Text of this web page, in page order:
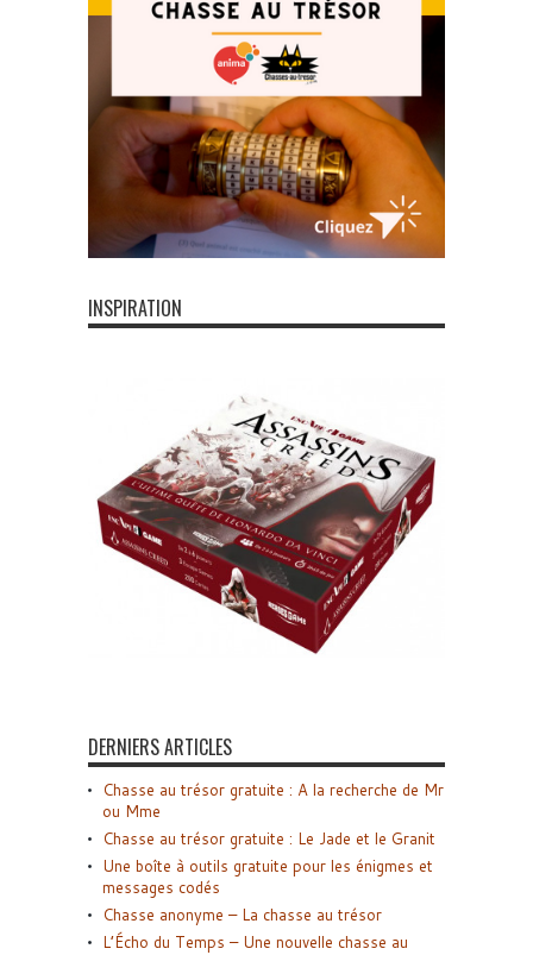
INSPIRATION
DERNIERS ARTICLES
Chasse au trésor gratuite : A la recherche de Mr
ou Mme
Chasse au trésor gratuite : Le Jade et le Granit
Une boîte à outils gratuite pour les énigmes et
messages codés
Chasse anonyme – La chasse au trésor
L’Écho du Temps – Une nouvelle chasse au